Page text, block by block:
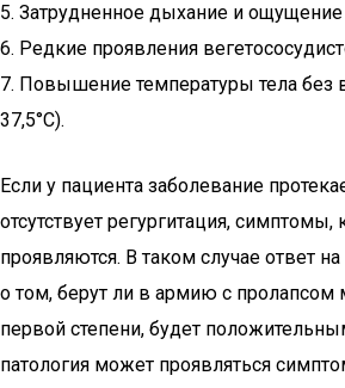
5. Затрудненное дыхание и ощущение
6. Редкие проявления
7. Повышение температуры тела без
37,5°C).
Если у пациента заболевание
отсутствует регургитация, симптомы,
проявляются. В таком случае ответ
о том, берут ли в армию с пролапсом
первой степени, будет
патология может проявляться